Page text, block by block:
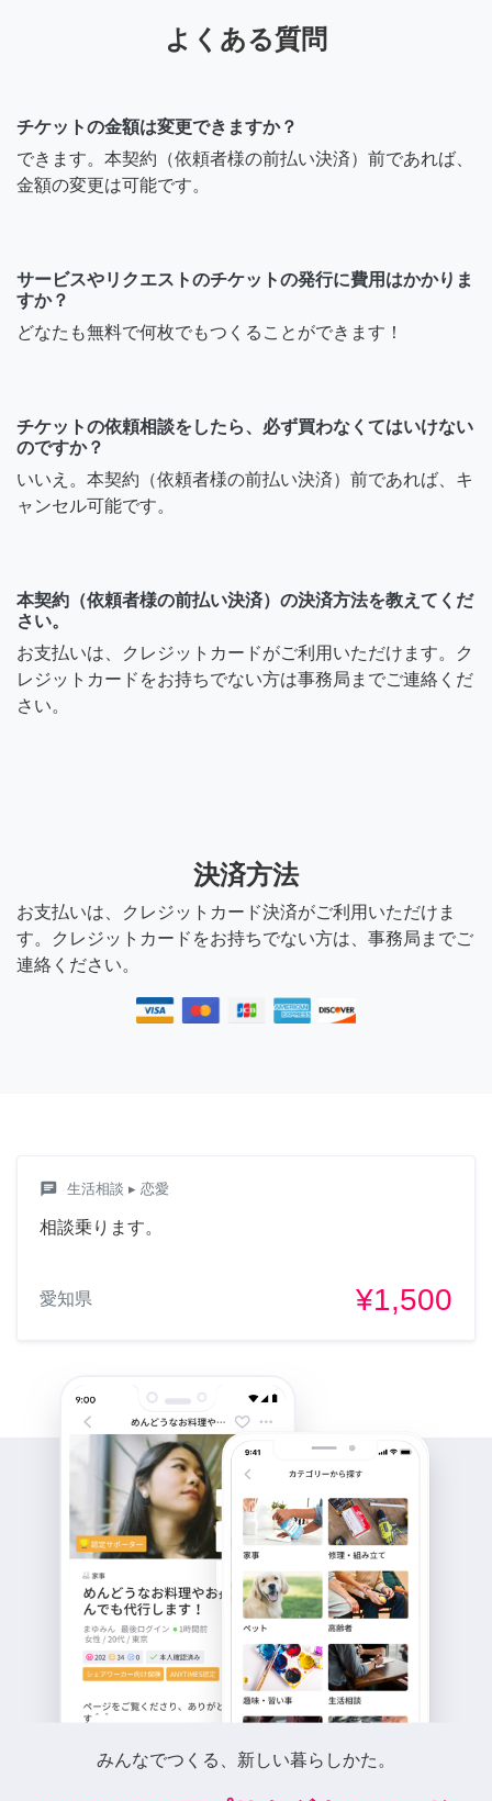
よくある質問
チケットの金額は変更できますか？
できます。本契約（依頼者様の前払い決済）前であれば、
金額の変更は可能です。
サービスやリクエストのチケットの発行に費用はかかりま
すか？
どなたも無料で何枚でもつくることができます！
チケットの依頼相談をしたら、必ず買わなくてはいけない
のですか？
いいえ。本契約（依頼者様の前払い決済）前であれば、キ
ャンセル可能です。
本契約（依頼者様の前払い決済）の決済方法を教えてくだ
さい。
お支払いは、クレジットカードがご利用いただけます。ク
レジットカードをお持ちでない方は事務局までご連絡くだ
さい。
決済方法
お支払いは、クレジットカード決済がご利用いただけま
す。クレジットカードをお持ちでない方は、事務局までご
連絡ください。
chat 生活相談 ▸ 恋愛
相談乗ります。
愛知県 ¥1,500
みんなでつくる、新しい暮らしかた。